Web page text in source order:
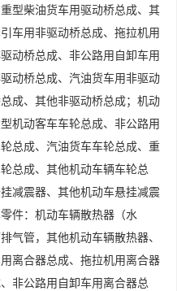
型柴油货车用驱动桥总成、其
车用非驱动桥总成、拖拉机用
动桥总成、非公路用自卸车用
动桥总成、汽油货车用非驱动
成、其他非驱动桥总成；机动
机动客车车轮总成、非公路用
总成、汽油货车车轮总成、重
总成、其他机动车辆车轮总
减震器、其他机动车悬挂减震
件：机动车辆散热器（水
气管，其他机动车辆散热器、
离合器总成、拖拉机用离合器
非公路用自卸车用离合器总